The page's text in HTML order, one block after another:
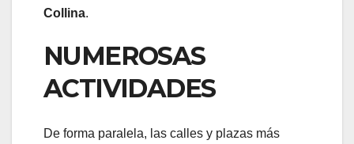
Collina.
NUMEROSAS
ACTIVIDADES
De forma paralela, las calles y plazas más